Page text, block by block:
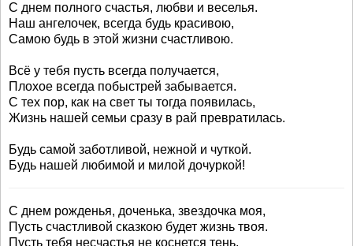
С днем полного счастья, любви и веселья.
Наш ангелочек, всегда будь красивою,
Самою будь в этой жизни счастливою.
Всё у тебя пусть всегда получается,
Плохое всегда побыстрей забывается.
С тех пор, как на свет ты тогда появилась,
Жизнь нашей семьи сразу в рай превратилась.
Будь самой заботливой, нежной и чуткой.
Будь нашей любимой и милой дочуркой!
С днем рожденья, доченька, звездочка моя,
Пусть счастливой сказкою будет жизнь твоя.
Пусть тебя несчастья не коснется тень,